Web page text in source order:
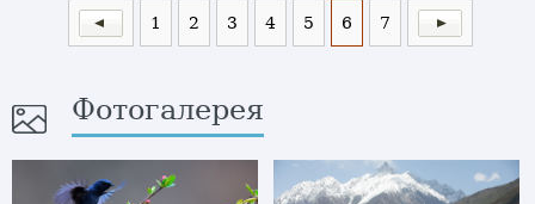
1 2 3 4 5 6 7
Фотогалерея